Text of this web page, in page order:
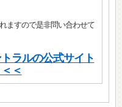
ますので是非問い合わせて
ラルの公式サイト
＜